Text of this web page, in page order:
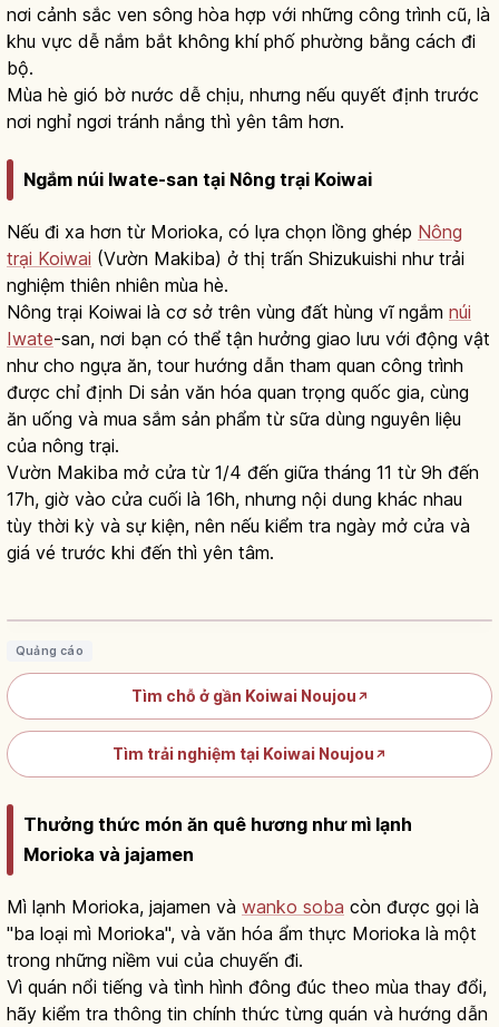
nơi cảnh sắc ven sông hòa hợp với những công trình cũ, là
khu vực dễ nắm bắt không khí phố phường bằng cách đi
bộ.
Mùa hè gió bờ nước dễ chịu, nhưng nếu quyết định trước
nơi nghỉ ngơi tránh nắng thì yên tâm hơn.
Ngắm núi Iwate-san tại Nông trại Koiwai
Nếu đi xa hơn từ Morioka, có lựa chọn lồng ghép Nông
trại Koiwai (Vườn Makiba) ở thị trấn Shizukuishi như trải
nghiệm thiên nhiên mùa hè.
Nông trại Koiwai là cơ sở trên vùng đất hùng vĩ ngắm núi
Iwate-san, nơi bạn có thể tận hưởng giao lưu với động vật
như cho ngựa ăn, tour hướng dẫn tham quan công trình
được chỉ định Di sản văn hóa quan trọng quốc gia, cùng
ăn uống và mua sắm sản phẩm từ sữa dùng nguyên liệu
của nông trại.
Vườn Makiba mở cửa từ 1/4 đến giữa tháng 11 từ 9h đến
17h, giờ vào cửa cuối là 16h, nhưng nội dung khác nhau
tùy thời kỳ và sự kiện, nên nếu kiểm tra ngày mở cửa và
giá vé trước khi đến thì yên tâm.
Nông trại Koiwai ở Iwate: makiba-en
Quảng cáo
Tìm chỗ ở gần Koiwai Noujou ↗
Tìm trải nghiệm tại Koiwai Noujou ↗
Thưởng thức món ăn quê hương như mì lạnh
Morioka và jajamen
Mì lạnh Morioka, jajamen và wanko soba còn được gọi là
"ba loại mì Morioka", và văn hóa ẩm thực Morioka là một
trong những niềm vui của chuyến đi.
Vì quán nổi tiếng và tình hình đông đúc theo mùa thay đổi,
hãy kiểm tra thông tin chính thức từng quán và hướng dẫn